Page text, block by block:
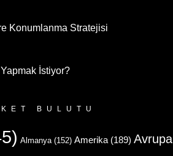
Konumlanma Stratejisi
İstiyor?
BULUTU
Almanya(152) Amerika(189) Avrupa